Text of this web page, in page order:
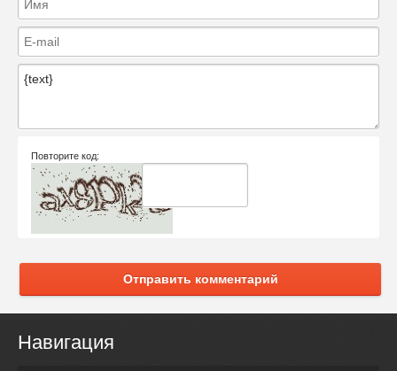
Повторите код:
Отправить комментарий
Навигация